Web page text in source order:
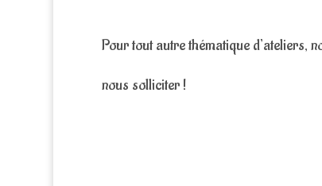
Pour tout autre thématique d’ateliers,
nous solliciter !